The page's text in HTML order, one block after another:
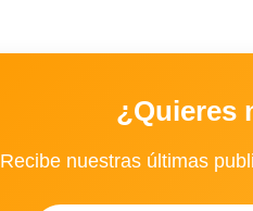
¿Quieres
Recibe nuestras últimas